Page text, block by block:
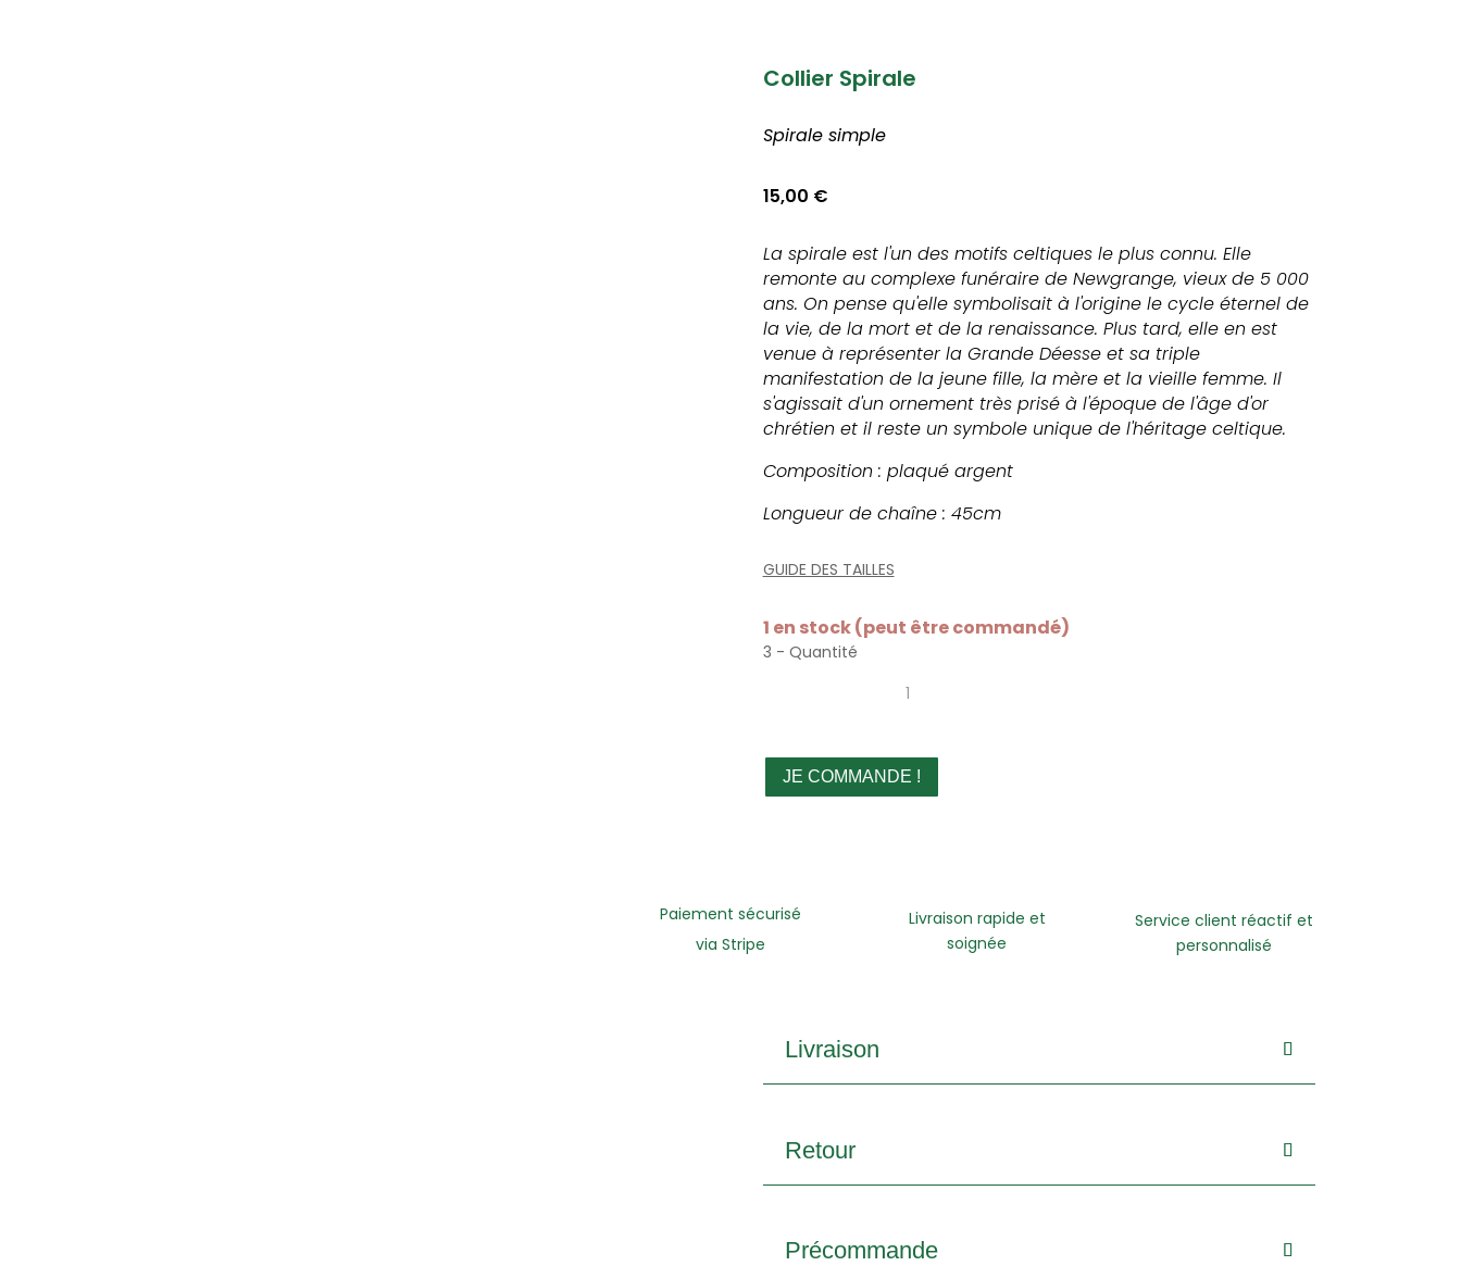
Collier Spirale
Spirale simple
15,00 €
La spirale est l'un des motifs celtiques le plus connu. Elle
remonte au complexe funéraire de Newgrange, vieux de 5 000
ans. On pense qu'elle symbolisait à l'origine le cycle éternel de
la vie, de la mort et de la renaissance. Plus tard, elle en est
venue à représenter la Grande Déesse et sa triple
manifestation de la jeune fille, la mère et la vieille femme. Il
s'agissait d'un ornement très prisé à l'époque de l'âge d'or
chrétien et il reste un symbole unique de l'héritage celtique.
Composition : plaqué argent
Longueur de chaîne : 45cm
GUIDE DES TAILLES
1 en stock (peut être commandé)
3 - Quantité
Spirale
JE COMMANDE !
Paiement sécurisé
via Stripe
Livraison rapide et
soignée
Service client réactif et
personnalisé
Livraison
Retour
Précommande